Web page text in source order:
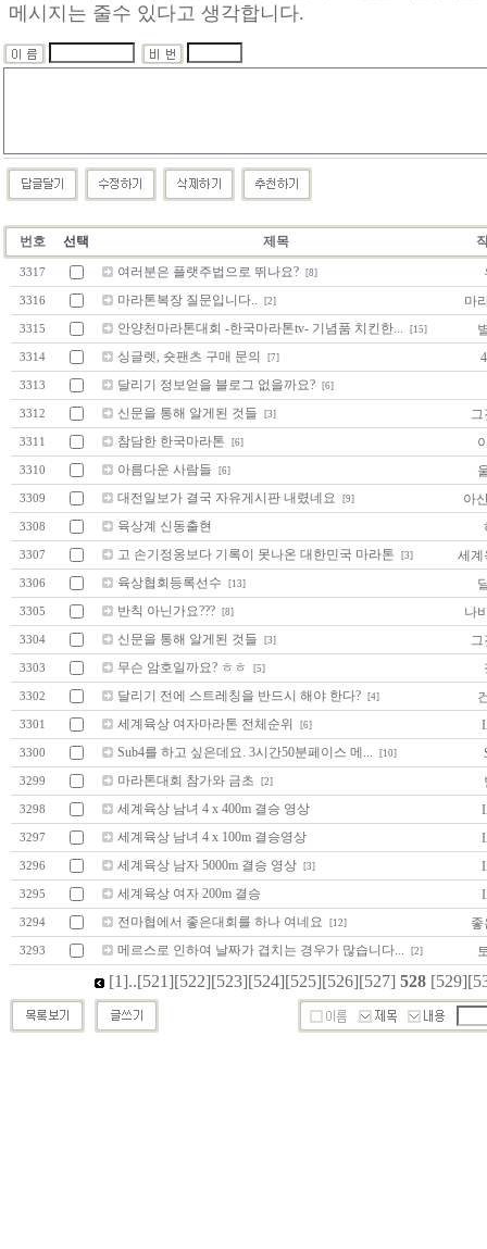
메시지는 줄수 있다고 생각합니다.
번호 선택 제목
3317 여러분은 플랫주법으로 뛰나요? [8]
3316 마라톤복장 질문입니다.. [2] 마
3315 안양천마라톤대회 -한국마라톤tv- 기념품 치킨한... [15]
3314 싱글렛, 숏팬츠 구매 문의 [7]
3313 달리기 정보얻을 블로그 없을까요? [6]
3312 신문을 통해 알게된 것들 [3] 그
3311 참담한 한국마라톤 [6]
3310 아름다운 사람들 [6]
3309 대전일보가 결국 자유게시판 내렸네요 [9] 아
3308 육상계 신동출현
3307 고 손기정옹보다 기록이 못나온 대한민국 마라톤 [3] 세계
3306 육상협회등록선수 [13]
3305 반칙 아닌가요??? [8] 나
3304 신문을 통해 알게된 것들 [3] 그
3303 무슨 암호일까요? ㅎㅎ [5]
3302 달리기 전에 스트레칭을 반드시 해야 한다? [4]
3301 세계육상 여자마라톤 전체순위 [6]
3300 Sub4를 하고 싶은데요. 3시간50분페이스 메... [10]
3299 마라톤대회 참가와 금초 [2]
3298 세계육상 남녀 4 x 400m 결승 영상
3297 세계육상 남녀 4 x 100m 결승영상
3296 세계육상 남자 5000m 결승 영상 [3]
3295 세계육상 여자 200m 결승
3294 전마협에서 좋은대회를 하나 여네요 [12] 좋
3293 메르스로 인하여 날짜가 겹치는 경우가 많습니다... [2]
[1]..[521][522][523][524][525][526][527] 528 [529]